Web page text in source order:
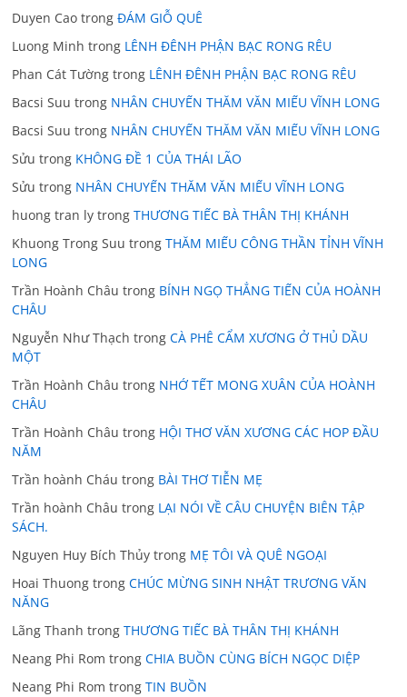
Duyen Cao trongĐÁM GIỖ QUÊ
Luong Minh trong LÊNH ĐÊNH PHẬN BẠC RONG RÊU
Phan Cát Tường trong LÊNH ĐÊNH PHẬN BẠC RONG RÊU
Bacsi Suu trong NHÂN CHUYẾN THĂM VĂN MIẾU VĨNH LONG
Bacsi Suu trong NHÂN CHUYẾN THĂM VĂN MIẾU VĨNH LONG
Sửu trong KHÔNG ĐỀ 1 CỦA THÁI LÃO
Sửu trong NHÂN CHUYẾN THĂM VĂN MIẾU VĨNH LONG
huong tran ly trongTHƯƠNG TIẾC BÀ THÂN THỊ KHÁNH
Khuong Trong Suu trongTHĂM MIẾU CÔNG THẦN TỈNH VĨNH
LONG
Trần Hoành Châu trong BÍNH NGỌ THẲNG TIẾN CỦA HOÀNH
CHÂU
Nguyễn Như Thạch trongCÀ PHÊ CẨM XƯƠNG Ở THỦ DẦU
MỘT
Trần Hoành Châu trong NHỚ TẾT MONG XUÂN CỦA HOÀNH
CHÂU
Trần Hoành Châu trong HỘI THƠ VĂN XƯƠNG CÁC HOP ĐẦU
NĂM
Trần hoành Cháu trong BÀI THƠ TIỄN MẸ
Trần hoành Châu trong LẠI NÓI VỀ CÂU CHUYỆN BIÊN TẬP
SÁCH.
Nguyen Huy Bích Thủy trong MẸ TÔI VÀ QUÊ NGOẠI
Hoai Thuong trongCHÚC MỪNG SINH NHẬT TRƯƠNG VĂN
NĂNG
Lãng Thanh trongTHƯƠNG TIẾC BÀ THÂN THỊ KHÁNH
Neang Phi Rom trongCHIA BUỒN CÙNG BÍCH NGỌC DIỆP
Neang Phi Rom trongTIN BUỒN